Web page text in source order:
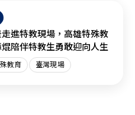
進特教現場，高雄特殊教
陪伴特教生勇敢迎向人生
教育 臺灣現場